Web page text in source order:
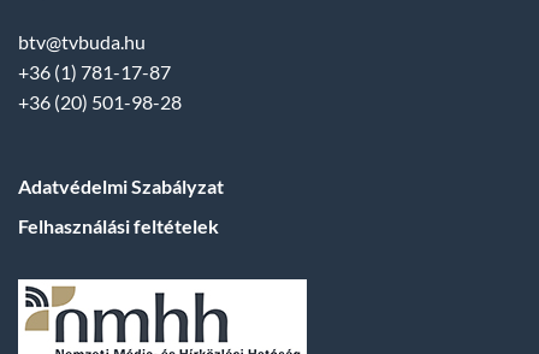
btv@tvbuda.hu
+36 (1) 781-17-87
+36 (20) 501-98-28
Adatvédelmi Szabályzat
Felhasználási feltételek